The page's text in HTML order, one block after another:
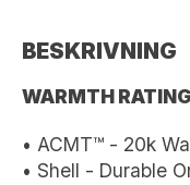
BESKRIVNING
WARMTH
• ACMT™ - 20k
• Shell - Durable